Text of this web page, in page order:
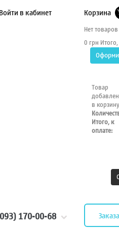
в кабинет Корзина
Нет товаров
0 грн
Товар
добавлен
в корзину
Итого, к
оплате:
170-00-68